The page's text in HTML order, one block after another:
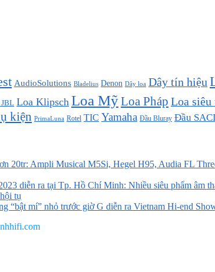
AudioSolutions Bladelius Denon Dây loa Dây tín hiệu
Loa Klipsch Loa MỹLoa Pháp Loa siêu
kiện PrimaLuna Rotel TIC Yamaha Đầu Bluray Đầu
tụ
“bật mí” nhỏ trước giờ G diễn ra Vietnam Hi-end